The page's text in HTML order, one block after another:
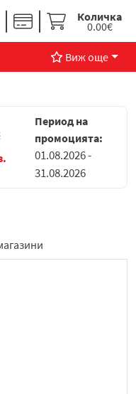
Количка
0.00€
Виж още
Период на
промоцията:
01.08.2026 -
31.08.2026